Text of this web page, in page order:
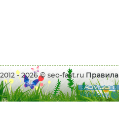
2012 - 2026 © seo-fast.ru Правила